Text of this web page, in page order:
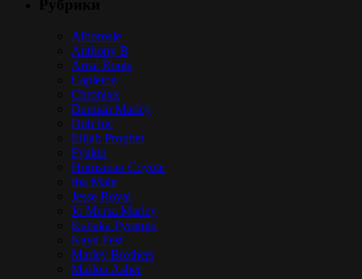
Alborosie
Anthony B
Arise Roots
Capleton
Chronixx
Damian Marley
Dub Inc
Elijah Prophet
Fyakin
Hornsman Coyote
Iba Mahr
Jesse Royal
Jo Mersa Marley
Kabaka Pyramid
Kaya Fest
Marley Brothers
Marlon Asher